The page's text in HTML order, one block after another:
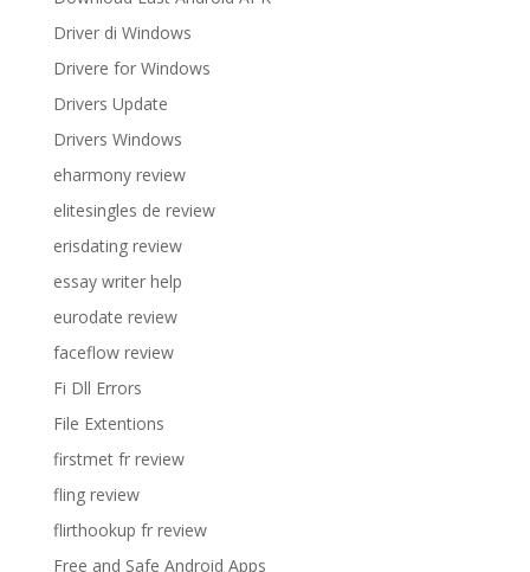
Driver di Windows
Drivere for Windows
Drivers Update
Drivers Windows
eharmony review
elitesingles de review
erisdating review
essay writer help
eurodate review
faceflow review
Fi Dll Errors
File Extentions
firstmet fr review
fling review
flirthookup fr review
Free and Safe Android Apps